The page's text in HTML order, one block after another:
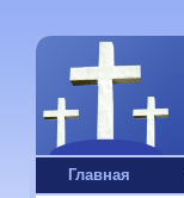
Главная